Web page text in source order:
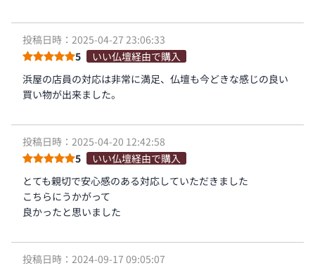
投稿日時：2025-04-27 23:06:33
5
いい仏壇経由で購入
浜屋の店員の対応は非常に満足、仏壇も今どきな感じの良い
買い物が出来ました。
投稿日時：2025-04-20 12:42:58
5
いい仏壇経由で購入
とても親切で安心感のある対応していただきました
こちらにうかがって
良かったと思いました
投稿日時：2024-09-17 09:05:07